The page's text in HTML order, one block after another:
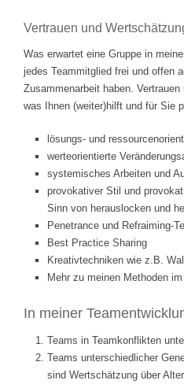
Vertrauen und
Was erwartet eine Gruppe in
jedes Teammitglied frei und offen
Zusammenarbeit haben.
was Ihnen (weiter)hilft und für Sie
lösungs- und
werteorientierte
systemisches Arbeiten und
provokativer Stil und
Sinn von herauslocken und
Penetrance und Refraiming-
Best Practice Sharing
Kreativtechniken wie z.B.
Mehr zu meinen Methoden
In meiner
Teams in Teamkonflikten
Teams unterschiedlicher
sind Wertschätzung über